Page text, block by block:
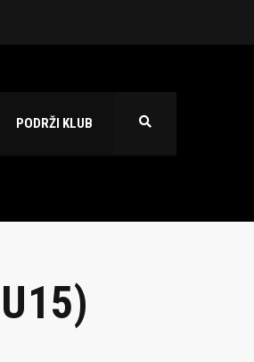
PODRŽI KLUB